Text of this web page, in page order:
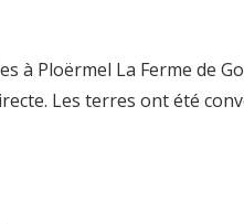
à Ploërmel La Ferme de
Les terres ont été